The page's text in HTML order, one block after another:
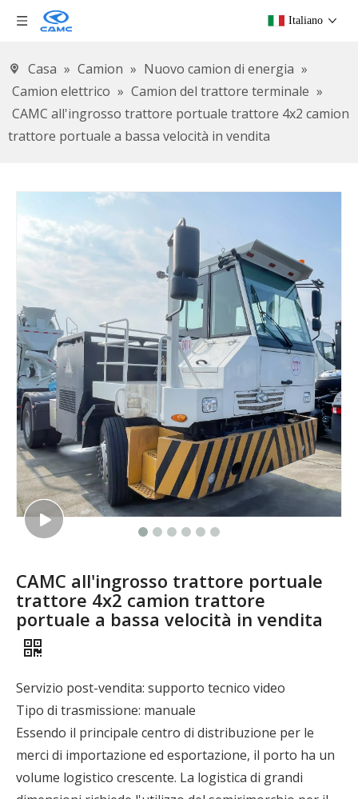
Italiano
Casa » Camion » Nuovo camion di energia »
Camion elettrico » Camion del trattore terminale »
CAMC all'ingrosso trattore portuale trattore 4x2 camion
trattore portuale a bassa velocità in vendita
CAMC all'ingrosso trattore portuale
trattore 4x2 camion trattore
portuale a bassa velocità in vendita
Servizio post-vendita: supporto tecnico video
Tipo di trasmissione: manuale
Essendo il principale centro di distribuzione per le
merci di importazione ed esportazione, il porto ha un
volume logistico crescente. La logistica di grandi